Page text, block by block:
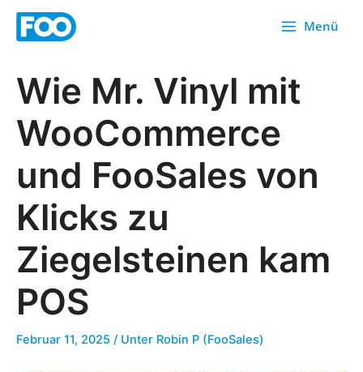
Zum
Inhalt
Menü
Wie Mr. Vinyl mit
WooCommerce
und FooSales von
Klicks zu
Ziegelsteinen kam
POS
Februar 11, 2025 / Unter Robin P (FooSales)